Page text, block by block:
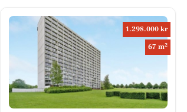
1.298.000 kr
67 m2